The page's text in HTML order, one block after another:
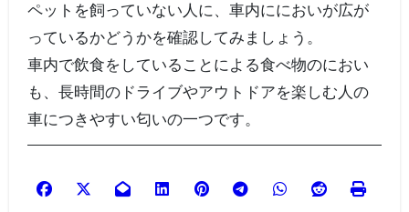
ペットを飼っていない人に、車内ににおいが広が
っているかどうかを確認してみましょう。
車内で飲食をしていることによる食べ物のにおい
も、長時間のドライブやアウトドアを楽しむ人の
車につきやすい匂いの一つです。